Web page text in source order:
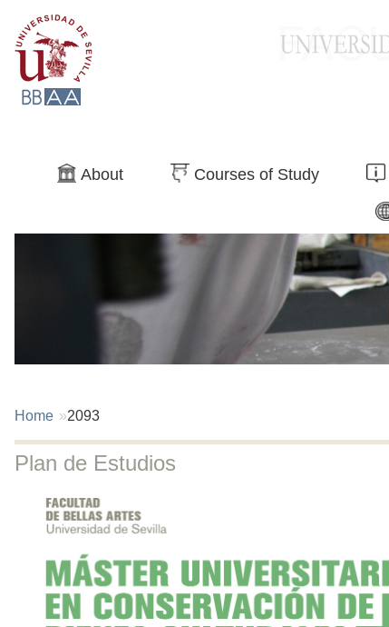
SearchAbout Courses of Study
You
here:
Home 2093
Plan de Estudios